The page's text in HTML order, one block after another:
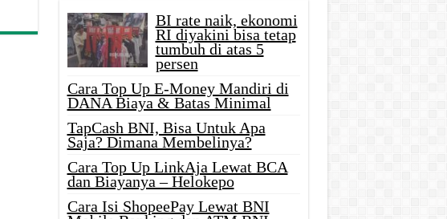
BI rate naik, ekonomi
RI diyakini bisa tetap
tumbuh di atas 5
persen
Cara Top Up E-Money Mandiri di
DANA Biaya & Batas Minimal
TapCash BNI, Bisa Untuk Apa
Saja? Dimana Membelinya?
Cara Top Up LinkAja Lewat BCA
dan Biayanya – Helokepo
Cara Isi ShopeePay Lewat BNI